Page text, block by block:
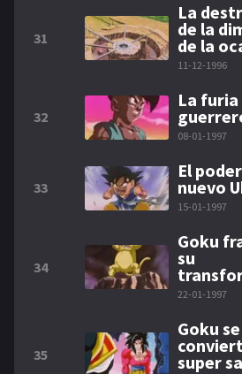
31
La
de la
de la
11-12-1996
32
La furia
08-01-1997
33
El
nuevo
15-01-1997
34
Goku
su
22-01-1997
35
Goku se
super